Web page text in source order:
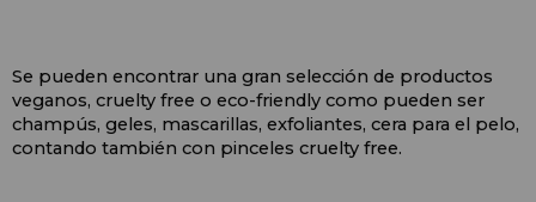
Se pueden encontrar una gran selección de productos
veganos, cruelty free o eco-friendly como pueden ser
champús, geles, mascarillas, exfoliantes, cera para el pelo,
contando también con pinceles cruelty free.